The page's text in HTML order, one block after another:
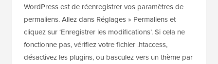
WordPress est de réenregistrer vos paramètres de
permaliens. Allez dans Réglages » Permaliens et
cliquez sur ‘Enregistrer les modifications’. Si cela ne
fonctionne pas, vérifiez votre fichier .htaccess,
désactivez les plugins, ou basculez vers un thème par